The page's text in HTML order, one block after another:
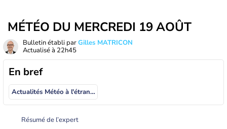
MÉTÉO DU MERCREDI 19 AOÛT
Bulletin établi parGilles MATRICON
Actualisé à 22h45
En bref
Actualités Météo à l'étranger
Résumé de l’expert